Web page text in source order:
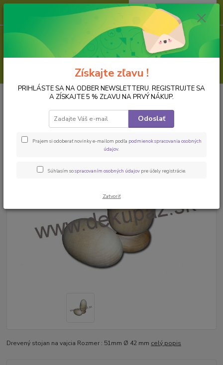
ks
za 0,00 EUR
VEĽKÁ NOC / JAR Drevený stojany na vajcia
Drevený stojany na vajcia
Drevený stojan na vajcia Rozmer : 51mm Ø 42 mm celý popis
Získajte zľavu !
PRIHLÁSTE SA NA ODBER NEWSLETTERU. REGISTRUJTE SA
A ZÍSKAJTE 5 % ZĽAVU NA PRVÝ NÁKUP.
Odoslať
Prajem si odoberať novinky e-mailom podľa podmienok spracovania osobných
údajov.
Súhlasím sospracovaním osobných údajov pre účely registrácie.
Zatvoriť